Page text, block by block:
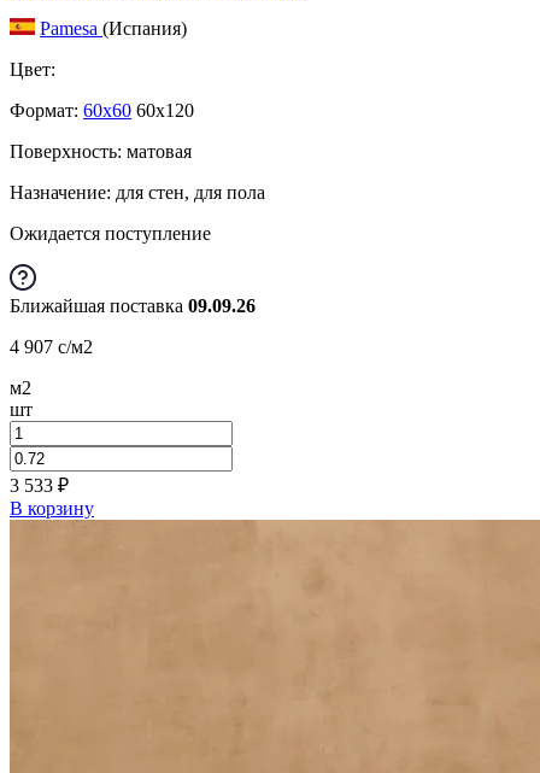
Pamesa (Испания)
Цвет:
Формат: 60x60 60x120
Поверхность: матовая
Назначение: для стен, для пола
Ожидается поступление
Ближайшая поставка 09.09.26
4 907 c/м2
м2
шт
3 533 ₽
В корзину